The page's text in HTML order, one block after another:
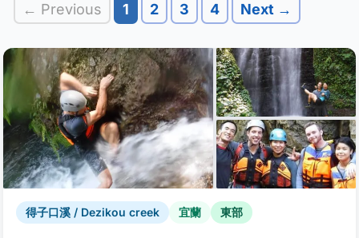
← Previous 1 2 3 4 Next →
得子口溪 / Dezikou creek 宜蘭 東部